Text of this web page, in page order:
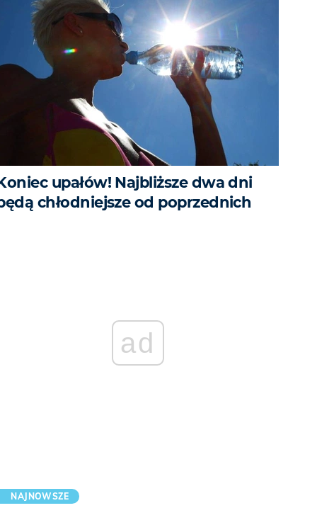
upałów! Najbliższe dwa dni
chłodniejsze od poprzednich
ad
NAJNOWSZE